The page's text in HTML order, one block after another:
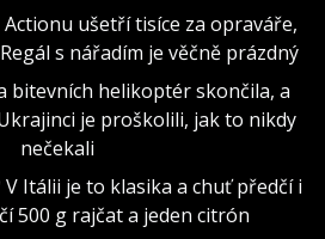
Actionu ušetří tisíce za opraváře,
s nářadím je věčně prázdný
bitevních helikoptér skončila, a
je proškolili, jak to nikdy
nečekali
V Itálii je to klasika a chuť předčí i
500 g rajčat a jeden citrón